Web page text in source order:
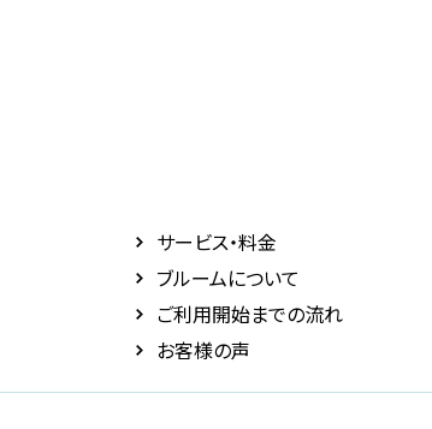
サービス・料⾦
ブルームについて
ご利用開始までの流れ
お客様の声